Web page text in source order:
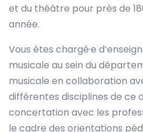
et du théâtre pour près de
année.
Vous êtes chargé·e
musicale au sein du
musicale en collaboration
différentes disciplines de ce
concertation avec les
le cadre des orientations